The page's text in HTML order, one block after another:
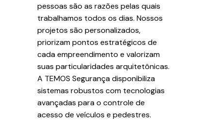
pessoas são as razões pelas quais
trabalhamos todos os dias. Nossos
projetos são personalizados,
priorizam pontos estratégicos de
cada empreendimento e valorizam
suas particularidades arquitetônicas.
A TEMOS Segurança disponibiliza
sistemas robustos com tecnologias
avançadas para o controle de
acesso de veículos e pedestres.